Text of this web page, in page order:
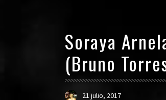
Soraya
(Bruno
21 julio, 2017